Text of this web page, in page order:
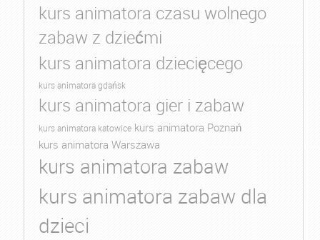
kurs animatora czasu wolnego
zabaw z dziećmi
kurs animatora dziecięcego
kurs animatora gdańsk
kurs animatora gier i zabaw
kurs animatora katowice kurs animatora Poznań
kurs animatora Warszawa
kurs animatora zabaw
kurs animatora zabaw dla
dzieci